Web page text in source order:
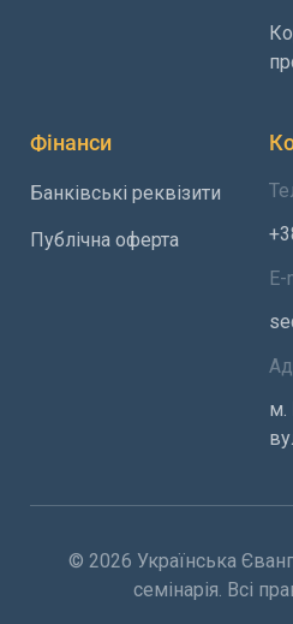
Фінанси
Банківські реквізити
Публічна оферта
E-
м.
© 2026 Українська
семінарія. Всі